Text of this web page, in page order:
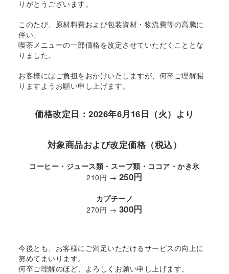
りがとうございます。
このたび、原材料費および包装資材・物流費等の高騰に
伴い、
喫茶メニューの一部価格を改定させていただくこととな
りました。
お客様にはご負担をおかけいたしますが、何卒ご理解賜
りますようお願い申し上げます。
価格改定日：2026年6月16日（火）より
対象商品および改定価格（税込）
コーヒー・ジュース類・スープ類・ココア・かき氷
210円 → 250円
カプチーノ
270円 → 300円
今後とも、お客様にご満足いただけるサービスの向上に
努めてまいります。
何卒ご理解のほど、よろしくお願い申し上げます。